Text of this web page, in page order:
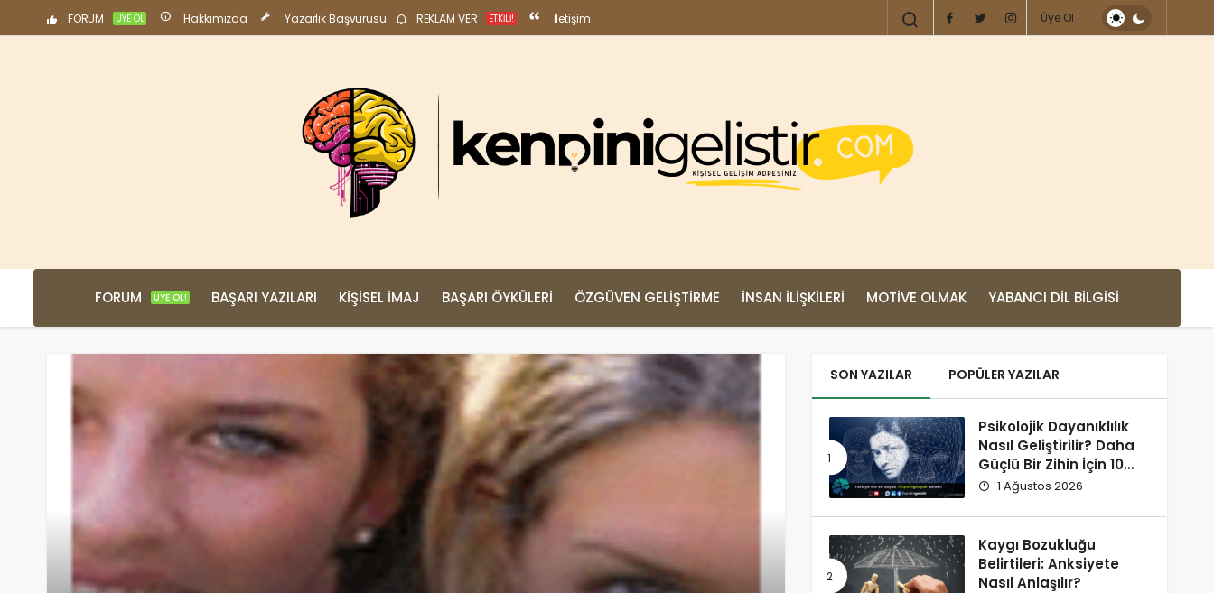
FORUM ÜYE OL Hakkımızda Yazarlık Başvurusu REKLAM VER ETKILI! İletişim Üye Ol
FORUM ÜYE OL! BAŞARI YAZILARI KIŞISEL İMAJ BAŞARI ÖYKÜLERI ÖZGÜVEN GELIŞTIRME İNSAN İLIŞKILERI MOTIVE OLMAK YABANCI DIL BILGISI
SON YAZILAR POPÜLER YAZILAR
Psikolojik Dayanıklılık
Nasıl Geliştirilir? Daha
Güçlü Bir Zihin İçin 10
Alışkanlık
1 Ağustos 2026
Kaygı Bozukluğu
Belirtileri: Anksiyete
Nasıl Anlaşılır?